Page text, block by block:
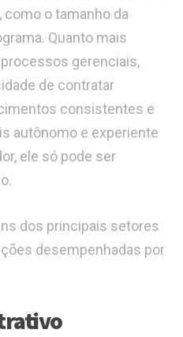
o tamanho da
Quanto mais
gerenciais,
de contratar
consistentes e
autônomo e experiente
ele só pode ser
dos principais setores
desempenhadas por